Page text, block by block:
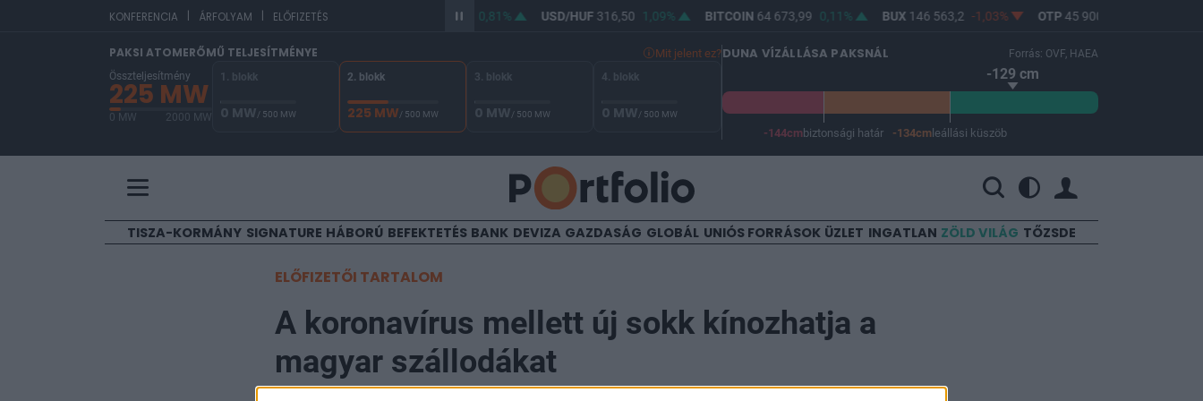
KONFERENCIA | ÁRFOLYAM | ELŐFIZETÉS 364,66 0,81% USD/HUF316,50 1,09% BITCOIN64 673,99 0,11% BUX146 563,2 -1,03% OTP 45 900
PAKSI ATOMERŐMŰ TELJESÍTMÉNYE Mit jelent ez?
Összteljesítmény
225 MW
0 MW 2000 MW
1. blokk
0 MW/ 500 MW
2. blokk
225 MW/ 500 MW
3. blokk
0 MW/ 500 MW
4. blokk
0 MW/ 500 MW
DUNA VÍZÁLLÁSA PAKSNÁL Forrás: OVF, HAEA
-129 cm
-144cm biztonsági határ -134cm leállási küszöb
TISZA-KORMÁNY SIGNATURE HÁBORÚ BEFEKTETÉS BANK DEVIZA GAZDASÁG GLOBÁL UNIÓS FORRÁSOK ÜZLET INGATLAN ZÖLD VILÁG TŐZSDE
ELŐFIZETŐI TARTALOM
A koronavírus mellett új sokk kínozhatja a
magyar szállodákat